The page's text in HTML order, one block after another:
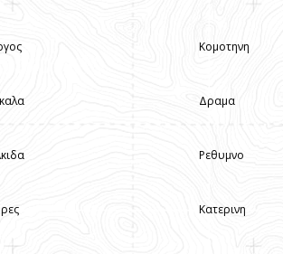
Κομοτηνη
Δραμα
Ρεθυμνο
Κατερινη